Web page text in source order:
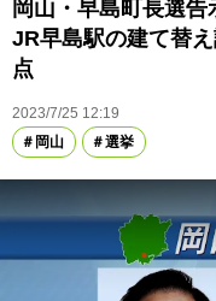
岡山・早島町長選
JR早島駅の建て替
点
2023/7/25 12:19
岡山
選挙